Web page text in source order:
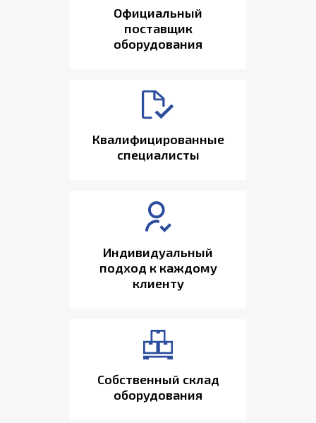
Официальный
поставщик
оборудования
Квалифицированные
специалисты
Индивидуальный
подход к каждому
клиенту
Собственный склад
оборудования